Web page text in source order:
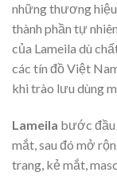
những thương
thành phần tự
của Lameila dù
các tín đồ Việt
khi trào lưu dùng
Lameila bước đầu
mắt, sau đó mở
trang, kẻ mắt,